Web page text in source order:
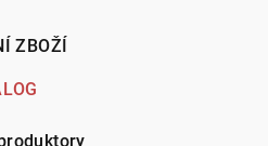
ZBOŽÍ